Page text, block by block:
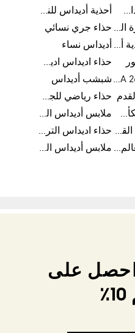
تخفيضات أديداس للنساء
أحذية أديداس للنساء
اديداس X لكرة القدم حذاء جري نسائي
تخفيضات أحذية أديداس للرجال أديداس نساء
حذاء اديداس اديستار للرجال
كأس العالم FIFA 26™ شبشب أديداس
حذاء رياضي للجري
كرات تريندا لكأس العالم FIFA 26™
ملابس أديداس الرياضية
تيشرتات كرة القدم
حذاء اديداس الترا بوست 22
فرق كأس العالم FIFA 26™ ملابس أديداس الرجالية
على